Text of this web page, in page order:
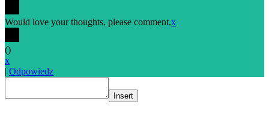
Would love your thoughts, please comment.x
()
x
| Odpowiedz
Insert